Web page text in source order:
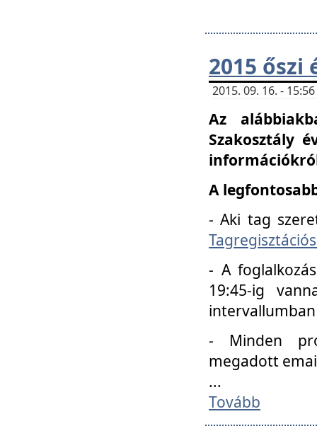
2015 őszi
2015. 09. 16. -
Az
Szakosztály
A
- Aki tag
- A
19:45-ig
- Minden
megadott
...
Tovább